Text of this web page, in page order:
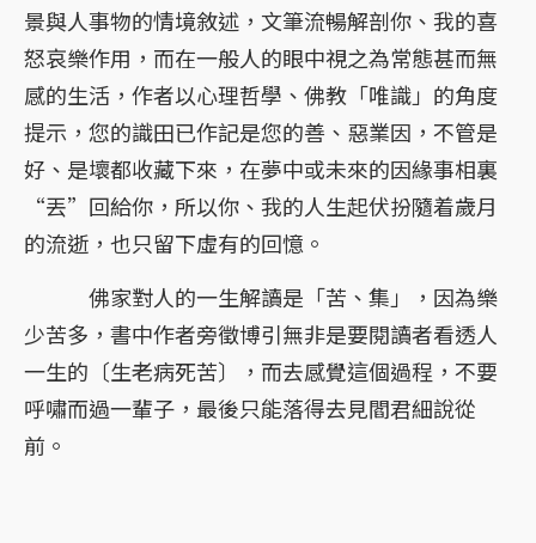
景與人事物的情境敘述，文筆流暢解剖你、我的喜
怒哀樂作用，而在一般人的眼中視之為常態甚而無
感的生活，作者以心理哲學、佛教「唯識」的角度
提示，您的識田已作記是您的善、惡業因，不管是
好、是壞都收藏下來，在夢中或未來的因緣事相裏
“丟”回給你，所以你、我的人生起伏扮隨着歲月
的流逝，也只留下虛有的回憶。
佛家對人的一生解讀是「苦、集」，因為樂
少苦多，書中作者旁徵博引無非是要閱讀者看透人
一生的〔生老病死苦〕，而去感覺這個過程，不要
呼嘯而過一輩子，最後只能落得去見閻君細說從
前。